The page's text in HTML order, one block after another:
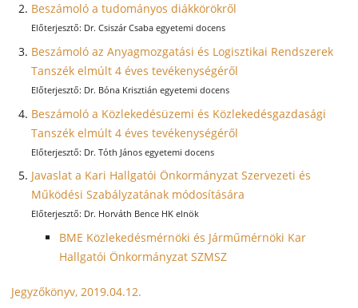
Beszámoló a tudományos diákkörökről
Dr. Csiszár Csaba egyetemi docens
Beszámoló az Anyagmozgatási és Logisztikai Rendszerek
Tanszék elmúlt 4 éves tevékenységéről
Dr. Bóna Krisztián egyetemi docens
Beszámoló a Közlekedésüzemi és Közlekedésgazdasági
Tanszék elmúlt 4 éves tevékenységéről
Dr. Tóth János egyetemi docens
Javaslat a Kari Hallgatói Önkormányzat Szervezeti és
Működési Szabályzatának módosítására
Dr. Horváth Bence HK elnök
BME Közlekedésmérnöki és Járműmérnöki Kar
Hallgatói Önkormányzat SZMSZ
Jegyzőkönyv, 2019.04.12.